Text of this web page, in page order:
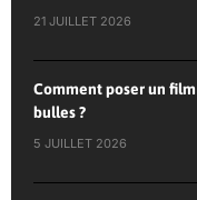
21 JUILLET 2026
Comment poser un
bulles ?
5 JUILLET 2026